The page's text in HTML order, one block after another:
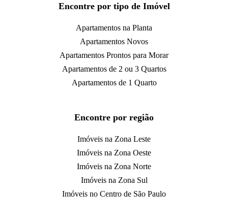
Encontre por tipo de Imóvel
Apartamentos na Planta
Apartamentos Novos
Apartamentos Prontos para Morar
Apartamentos de 2 ou 3 Quartos
Apartamentos de 1 Quarto
Encontre por região
Imóveis na Zona Leste
Imóveis na Zona Oeste
Imóveis na Zona Norte
Imóveis na Zona Sul
Imóveis no Centro de São Paulo